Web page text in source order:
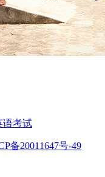
语考试
备20011647号-49